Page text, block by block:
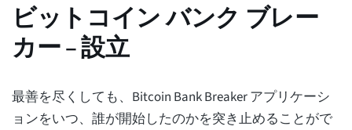
ビットコイン バンク ブレー
カー – 設立
最善を尽くしても、Bitcoin Bank Breaker アプリケーシ
ョンをいつ、誰が開始したのかを突き止めることがで